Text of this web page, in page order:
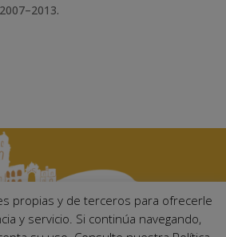
propias y de terceros para ofrecerle
y servicio. Si continúa navegando,